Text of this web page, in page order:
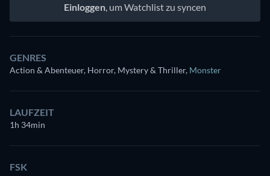
Einloggen , um Watchlist zu syncen
GENRES
Action & Abenteuer, Horror, Mystery & Thriller, Monster
LAUFZEIT
1h 34min
FSK